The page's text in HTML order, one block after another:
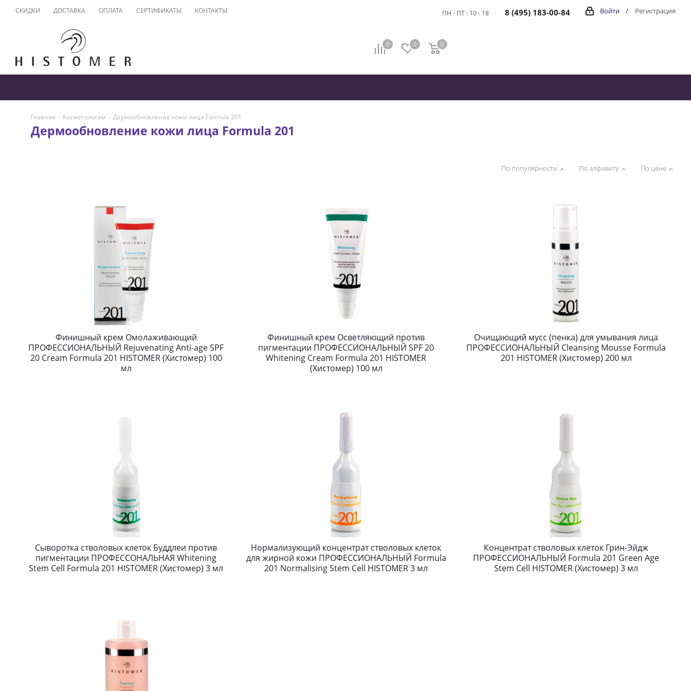
СКИДКИ ДОСТАВКА ОПЛАТА СЕРТИФИКАТЫ КОНТАКТЫ Войти / Регистрация
ПН - ПТ : 10 - 18 8 (495) 183-00-84
0 0 0
Главная - Косметологам - Дермообновление кожи лица Formula 201
Дермообновление кожи лица Formula 201
По популярности По алфавиту По цене
Финишный крем Омолаживающий
ПРОФЕССИОНАЛЬНЫЙ Rejuvenating Anti-age SPF
20 Cream Formula 201 HISTOMER (Хистомер) 100
мл
Финишный крем Осветляющий против
пигментации ПРОФЕССИОНАЛЬНЫЙ SPF 20
Whitening Cream Formula 201 HISTOMER
(Хистомер) 100 мл
Очищающий мусс (пенка) для умывания лица
ПРОФЕССИОНАЛЬНЫЙ Cleansing Mousse Formula
201 HISTOMER (Хистомер) 200 мл
Сыворотка стволовых клеток Буддлеи против
пигментации ПРОФЕССОНАЛЬНАЯ Whitening
Stem Cell Formula 201 HISTOMER (Хистомер) 3 мл
Нормализующий концентрат стволовых клеток
для жирной кожи ПРОФЕССИОНАЛЬНЫЙ Formula
201 Normalising Stem Cell HISTOMER 3 мл
Концентрат стволовых клеток Грин-Эйдж
ПРОФЕССИОНАЛЬНЫЙ Formula 201 Green Age
Stem Cell HISTOMER (Хистомер) 3 мл